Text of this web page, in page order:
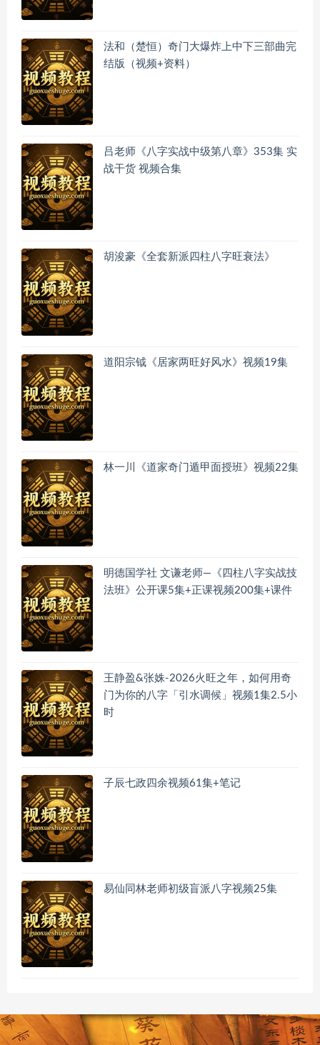
法和（楚恒）奇门大爆炸上中下三部曲完
结版（视频+资料）
吕老师《八字实战中级第八章》353集 实
战干货 视频合集
胡浚豪《全套新派四柱八字旺衰法》
道阳宗钺《居家两旺好风水》视频19集
林一川《道家奇门遁甲面授班》视频22集
明德国学社 文谦老师—《四柱八字实战技
法班》公开课5集+正课视频200集+课件
王静盈&张姝-2026火旺之年，如何用奇
门为你的八字「引水调候」视频1集2.5小
时
子辰七政四余视频61集+笔记
易仙同林老师初级盲派八字视频25集